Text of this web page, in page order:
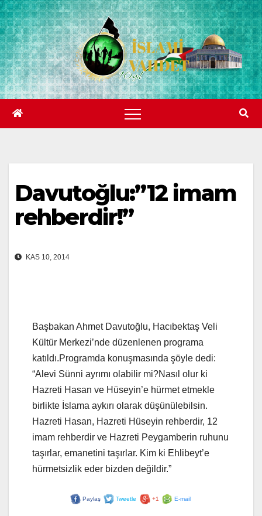
Skip
to
content
Davutoğlu:”12 imam
rehberdir!”
KAS 10, 2014
Başbakan Ahmet Davutoğlu, Hacıbektaş Veli
Kültür Merkezi’nde düzenlenen programa
katıldı.Programda konuşmasında şöyle dedi:
“Alevi Sünni ayrımı olabilir mi?Nasıl olur ki
Hazreti Hasan ve Hüseyin’e hürmet etmekle
birlikte İslama aykırı olarak düşünülebilsin.
Hazreti Hasan, Hazreti Hüseyin rehberdir, 12
imam rehberdir ve Hazreti Peygamberin ruhunu
taşırlar, emanetini taşırlar. Kim ki Ehlibeyt’e
hürmetsizlik eder bizden değildir.”
Paylaş Tweetle +1 E-mail